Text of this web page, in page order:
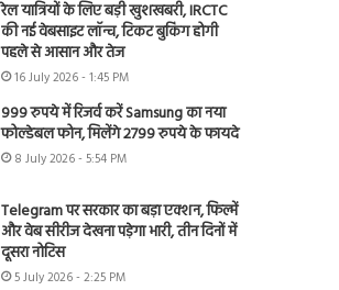
रेल यात्रियों के लिए बड़ी खुशखबरी, IRCTC
की नई वेबसाइट लॉन्च, टिकट बुकिंग होगी
पहले से आसान और तेज
16 July 2026 - 1:45 PM
999 रुपये में रिजर्व करें Samsung का नया
फोल्डेबल फोन, मिलेंगे 2799 रुपये के फायदे
8 July 2026 - 5:54 PM
Telegram पर सरकार का बड़ा एक्शन, फिल्में
और वेब सीरीज देखना पड़ेगा भारी, तीन दिनों में
दूसरा नोटिस
5 July 2026 - 2:25 PM